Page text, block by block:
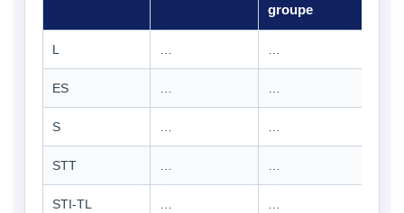
groupe
L … …
ES … …
S … …
STT … …
STI-TL … …